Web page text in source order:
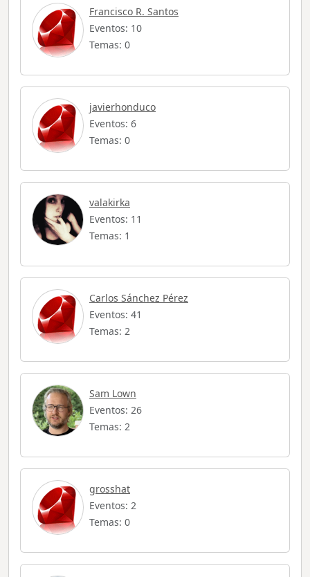
Francisco R. Santos
Eventos: 10
Temas: 0
javierhonduco
Eventos: 6
Temas: 0
valakirka
Eventos: 11
Temas: 1
Carlos Sánchez Pérez
Eventos: 41
Temas: 2
Sam Lown
Eventos: 26
Temas: 2
grosshat
Eventos: 2
Temas: 0